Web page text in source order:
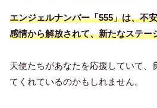
エンジェルナンバー「555」は、不
感情から解放されて、新たなステー
天使たちがあなたを応援していて、
てくれているのかもしれません。